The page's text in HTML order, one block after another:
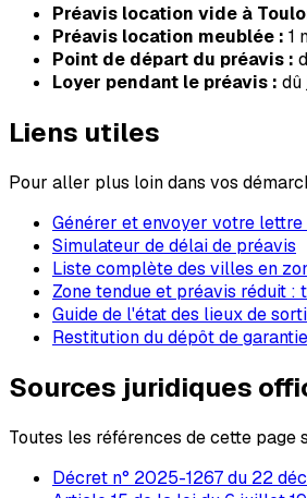
Préavis location vide à
Préavis location meublée : 1
Point de départ du préavis :
Loyer pendant le préavis : dû
Liens utiles
Pour aller plus loin dans vos
Générer et envoyer votre lettre
Simulateur de délai de préavis
Liste complète des villes en
Zone tendue et préavis réduit :
Guide de l'état des lieux de
Restitution du dépôt de garantie
Sources juridiques
Toutes les références de cette page
Décret n° 2025-1267 du 22